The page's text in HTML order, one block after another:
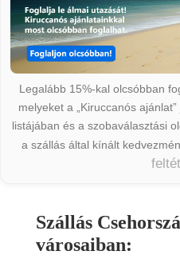
Legalább 15%-kal olcsóbban
melyeket a „Kiruccanós
listájában és a szobaválasztási
a szállás által kínált
Szállás
városaiban: